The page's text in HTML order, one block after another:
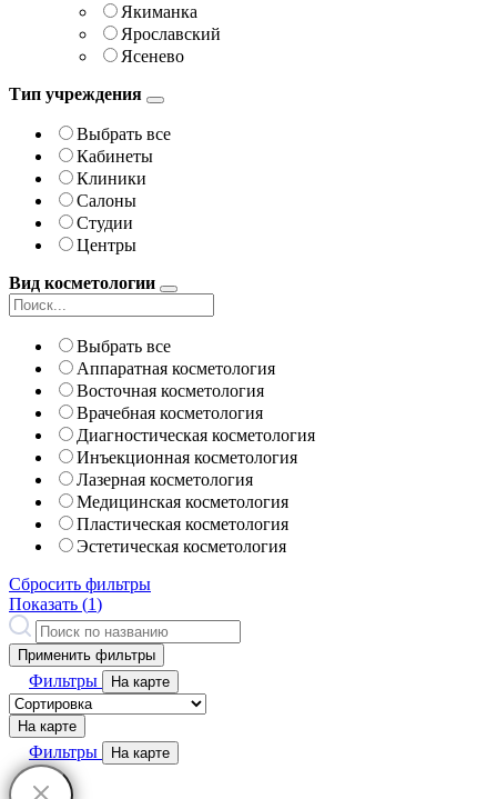
Якиманка
Ярославский
Ясенево
Тип учреждения
Выбрать все
Кабинеты
Клиники
Салоны
Студии
Центры
Вид косметологии
Выбрать все
Аппаратная косметология
Восточная косметология
Врачебная косметология
Диагностическая косметология
Инъекционная косметология
Лазерная косметология
Медицинская косметология
Пластическая косметология
Эстетическая косметология
Сбросить фильтры
Показать (1)
Применить фильтры
Фильтры На карте
На карте
Фильтры На карте